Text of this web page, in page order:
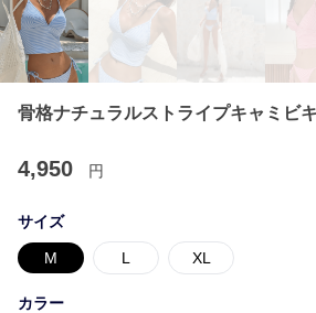
骨格ナチュラルストライプキャミビ
4,950 円
サイズ
M L XL
カラー